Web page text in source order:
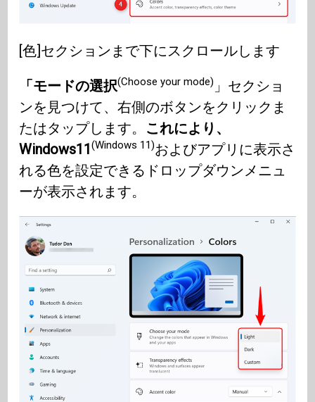
[色]セクションまで下にスクロールします
「モードの​​選択(Choose your mode) 」セクショ
ンを見つけて、右側のボタンをクリックま
たはタップします。 これにより、
Windows11(Windows 11)およびアプリに表示さ
れる色を設定できるドロップダウンメニュ
ーが表示されます。